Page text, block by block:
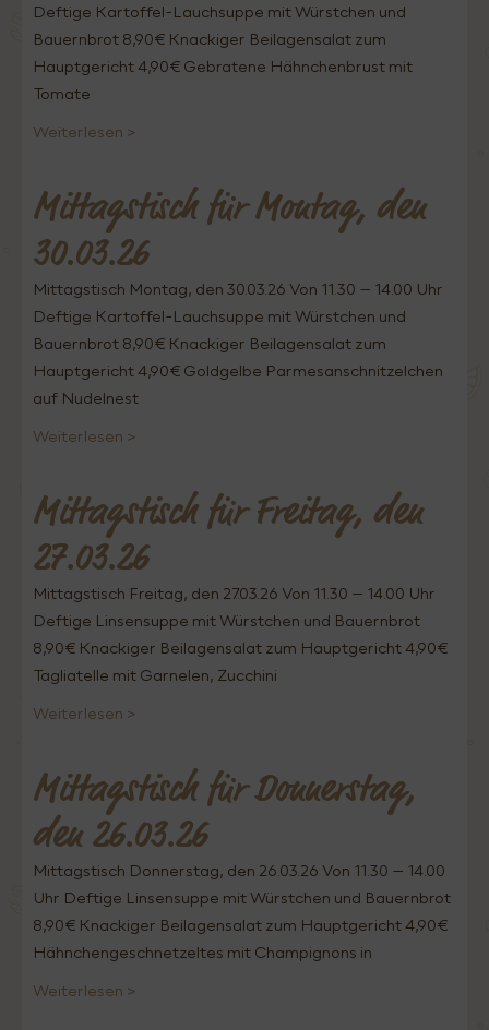
Deftige Kartoffel-Lauchsuppe mit Würstchen und
Bauernbrot 8,90€ Knackiger Beilagensalat zum
Hauptgericht 4,90€ Gebratene Hähnchenbrust mit
Tomate
Weiterlesen >
Mittagstisch für Montag, den
30.03.26
Mittagstisch Montag, den 30.03.26 Von 11.30 – 14.00 Uhr
Deftige Kartoffel-Lauchsuppe mit Würstchen und
Bauernbrot 8,90€ Knackiger Beilagensalat zum
Hauptgericht 4,90€ Goldgelbe Parmesanschnitzelchen
auf Nudelnest
Weiterlesen >
Mittagstisch für Freitag, den
27.03.26
Mittagstisch Freitag, den 27.03.26 Von 11.30 – 14.00 Uhr
Deftige Linsensuppe mit Würstchen und Bauernbrot
8,90€ Knackiger Beilagensalat zum Hauptgericht 4,90€
Tagliatelle mit Garnelen, Zucchini
Weiterlesen >
Mittagstisch für Donnerstag,
den 26.03.26
Mittagstisch Donnerstag, den 26.03.26 Von 11.30 – 14.00
Uhr Deftige Linsensuppe mit Würstchen und Bauernbrot
8,90€ Knackiger Beilagensalat zum Hauptgericht 4,90€
Hähnchengeschnetzeltes mit Champignons in
Weiterlesen >